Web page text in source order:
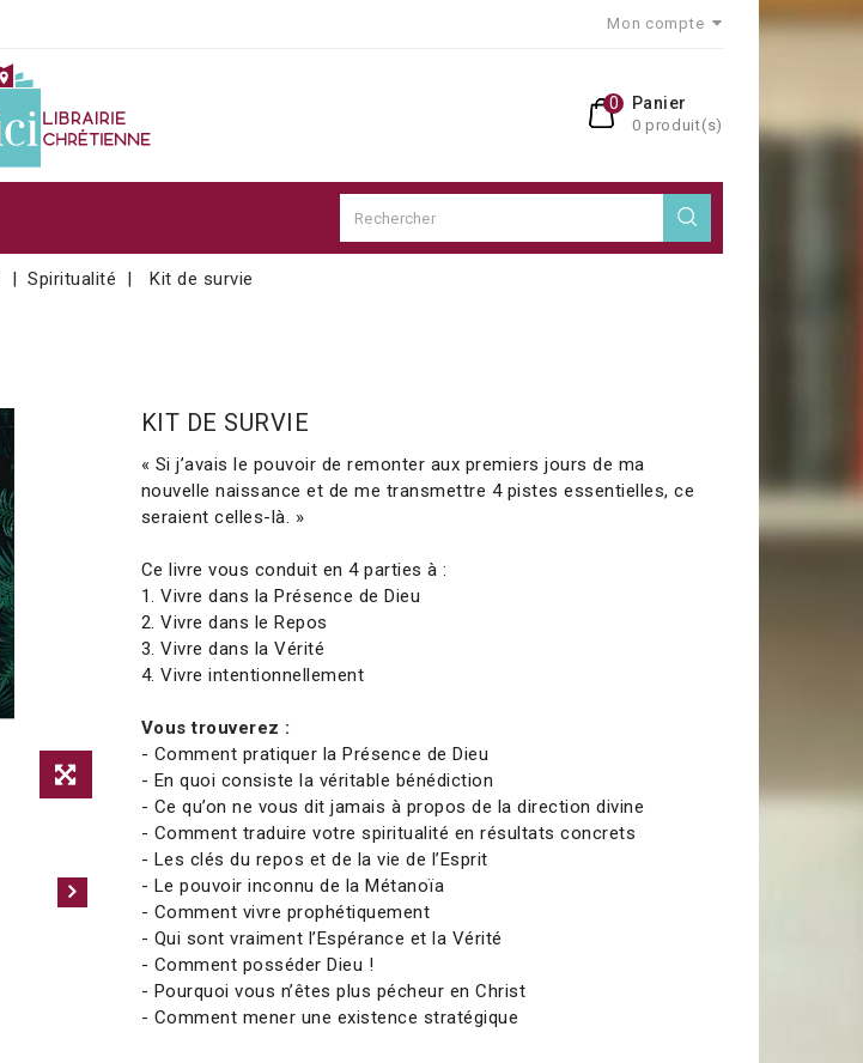
Mon compte
Panier
0 produit(s)
0
Spiritualité Kit de survie
KIT DE SURVIE
« Si j’avais le pouvoir de remonter aux premiers jours de ma
nouvelle naissance et de me transmettre 4 pistes essentielles, ce
seraient celles-là. »
Ce livre vous conduit en 4 parties à :
1. Vivre dans la Présence de Dieu
2. Vivre dans le Repos
3. Vivre dans la Vérité
4. Vivre intentionnellement
Vous trouverez :
- Comment pratiquer la Présence de Dieu
- En quoi consiste la véritable bénédiction
- Ce qu’on ne vous dit jamais à propos de la direction divine
- Comment traduire votre spiritualité en résultats concrets
- Les clés du repos et de la vie de l’Esprit
- Le pouvoir inconnu de la Métanoïa
- Comment vivre prophétiquement
- Qui sont vraiment l’Espérance et la Vérité
- Comment posséder Dieu !
- Pourquoi vous n’êtes plus pécheur en Christ
- Comment mener une existence stratégique